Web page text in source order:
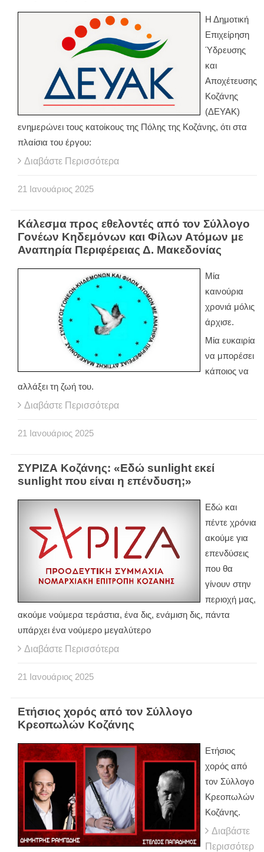
Η Δημοτική
Επιχείρηση
Ύδρευσης
και
Αποχέτευσης
Κοζάνης
(ΔΕΥΑΚ)
ενημερώνει τους κατοίκους της Πόλης της Κοζάνης, ότι στα
πλαίσια του έργου:
Διαβάστε Περισσότερα
21 Ιανουάριος 2025
Κάλεσμα προς εθελοντές από τον Σύλλογο
Γονέων Κηδεμόνων και Φίλων Ατόμων με
Αναπηρία Περιφέρειας Δ. Μακεδονίας
Μία
καινούρια
χρονιά μόλις
άρχισε.
Μία ευκαιρία
να μπορέσει
κάποιος να
αλλάξει τη ζωή του.
Διαβάστε Περισσότερα
21 Ιανουάριος 2025
ΣΥΡΙΖΑ Κοζάνης: «Εδώ sunlight εκεί
sunlight που είναι η επένδυση;»
Εδώ και
πέντε χρόνια
ακούμε για
επενδύσεις
που θα
γίνουν στην
περιοχή μας,
ακούμε νούμερα τεράστια, ένα δις, ενάμιση δις, πάντα
υπάρχει ένα νούμερο μεγαλύτερο
Διαβάστε Περισσότερα
21 Ιανουάριος 2025
Ετήσιος χορός από τον Σύλλογο
Κρεοπωλών Κοζάνης
Ετήσιος
χορός από
τον Σύλλογο
Κρεοπωλών
Κοζάνης.
Διαβάστε
Περισσότερ